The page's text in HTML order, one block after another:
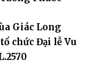
Giác Long
chức Đại lễ Vu